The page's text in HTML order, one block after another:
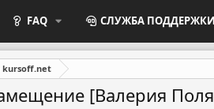
FAQ СЛУЖБА ПОДДЕРЖКИ
kursoff.net
[Валерия